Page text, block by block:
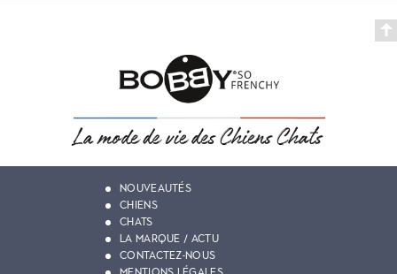
NOUVEAUTÉS
CHIENS
CHATS
LA MARQUE / ACTU
CONTACTEZ-NOUS